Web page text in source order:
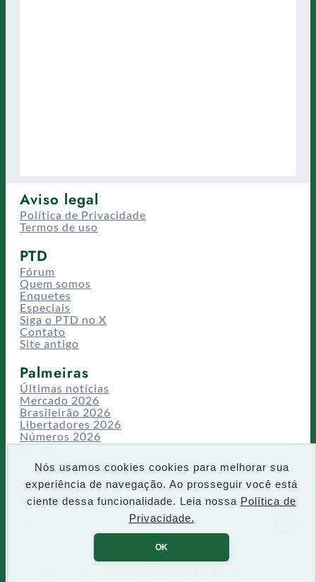
Nós usamos cookies cookies para melhorar sua
experiência de navegação. Ao prosseguir você está
ciente dessa funcionalidade. Leia nossa Política de
Privacidade.
OK
Aviso legal
Política de Privacidade
Termos de uso
PTD
Fórum
Quem somos
Enquetes
Especiais
Siga o PTD no X
Contato
Site antigo
Palmeiras
Últimas notícias
Mercado 2026
Brasileirão 2026
Libertadores 2026
Números 2026
Campeonatos
Temporadas
CT/Centro de Excelência
Busca
P
q
u